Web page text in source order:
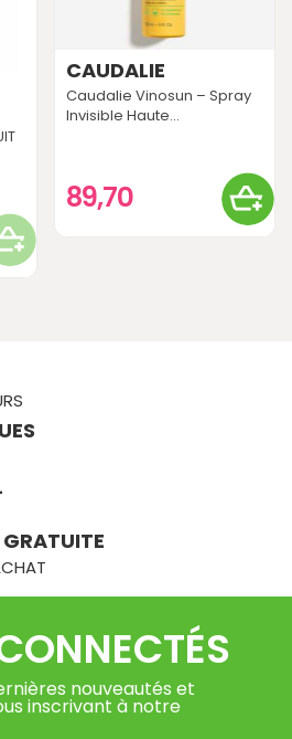
CAUDALIE
Caudalie Vinosun – Spray
Invisible Haute...
89,70
nouveautés et
inscrivant à notre